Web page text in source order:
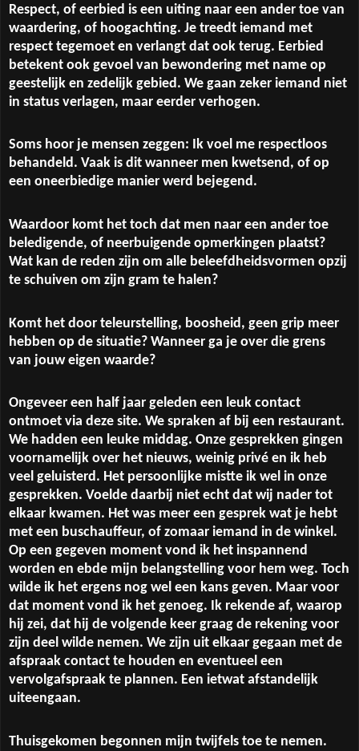
Respect, of eerbied is een uiting naar een ander toe van
waardering, of hoogachting. Je treedt iemand met
respect tegemoet en verlangt dat ook terug. Eerbied
betekent ook gevoel van bewondering met name op
geestelijk en zedelijk gebied. We gaan zeker iemand niet
in status verlagen, maar eerder verhogen.
Soms hoor je mensen zeggen: Ik voel me respectloos
behandeld. Vaak is dit wanneer men kwetsend, of op
een oneerbiedige manier werd bejegend.
Waardoor komt het toch dat men naar een ander toe
beledigende, of neerbuigende opmerkingen plaatst?
Wat kan de reden zijn om alle beleefdheidsvormen opzij
te schuiven om zijn gram te halen?
Komt het door teleurstelling, boosheid, geen grip meer
hebben op de situatie? Wanneer ga je over die grens
van jouw eigen waarde?
Ongeveer een half jaar geleden een leuk contact
ontmoet via deze site. We spraken af bij een restaurant.
We hadden een leuke middag. Onze gesprekken gingen
voornamelijk over het nieuws, weinig privé en ik heb
veel geluisterd. Het persoonlijke mistte ik wel in onze
gesprekken. Voelde daarbij niet echt dat wij nader tot
elkaar kwamen. Het was meer een gesprek wat je hebt
met een buschauffeur, of zomaar iemand in de winkel.
Op een gegeven moment vond ik het inspannend
worden en ebde mijn belangstelling voor hem weg. Toch
wilde ik het ergens nog wel een kans geven. Maar voor
dat moment vond ik het genoeg. Ik rekende af, waarop
hij zei, dat hij de volgende keer graag de rekening voor
zijn deel wilde nemen. We zijn uit elkaar gegaan met de
afspraak contact te houden en eventueel een
vervolgafspraak te plannen. Een ietwat afstandelijk
uiteengaan.
Thuisgekomen begonnen mijn twijfels toe te nemen.